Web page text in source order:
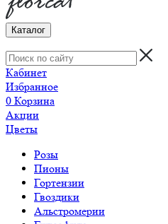
Каталог
Кабинет
Избранное
0 Корзина
Акции
Цветы
Розы
Пионы
Гортензии
Гвоздики
Альстромерии